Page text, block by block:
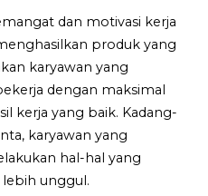
dan motivasi kerja
produk yang
karyawan yang
dengan maksimal
kerja yang baik. Kadang-
karyawan yang
hal-hal yang
unggul.